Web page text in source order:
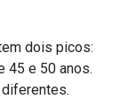
dois picos:
45 e 50 anos.